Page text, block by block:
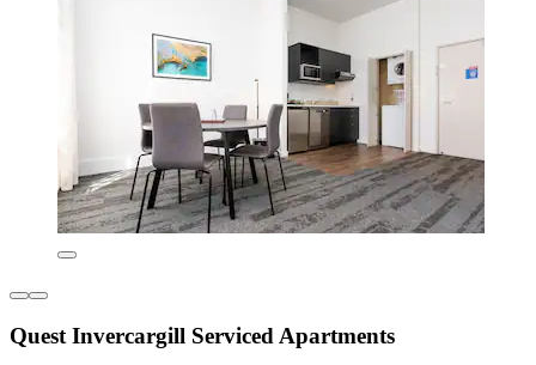
Quest Invercargill Serviced Apartments